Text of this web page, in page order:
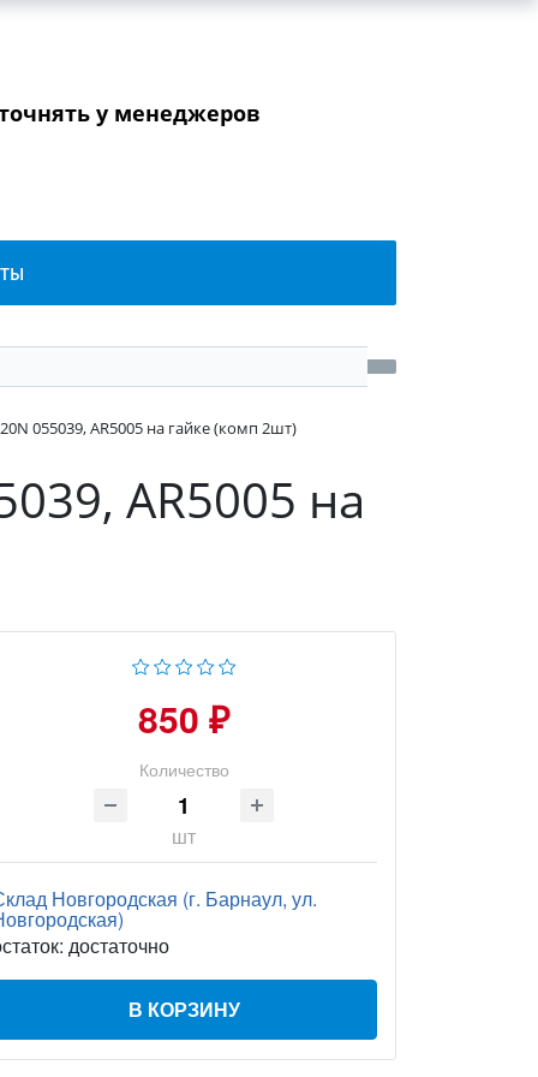
у менеджеров
055039, AR5005 на гайке (комп 2шт)
AR5005 на
850 ₽
Количество
шт
Новгородская (г. Барнаул, ул.
достаточно
В КОРЗИНУ